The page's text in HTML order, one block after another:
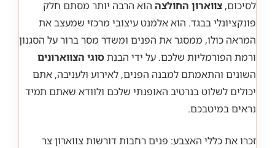
לסיכום, צווארון החולצה הוא הרבה יותר מסתם חלק
פונקציונלי בבגד. הוא אלמנט עיצובי מרכזי שמעצב את
המראה כולו, ממסגר את הפנים ומשדר מסר ברור על הסגנון
ורמת הפורמליות שלכם. על ידי הבנתסוגי הצווארונים
השונים והתאמתם למבנה הפנים, לאירוע ולעניבה, אתם
יכולים לשלוט בנרטיב האופנתי שלכם ולוודא שאתם תמיד
נראים במיטבכם.
זכרו את כללי האצבע: פנים רחבות דורשות צווארון צר